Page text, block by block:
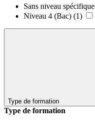
Sans niveau spécifique
Niveau 4 (Bac) (1)
Type de formation
Type de formation